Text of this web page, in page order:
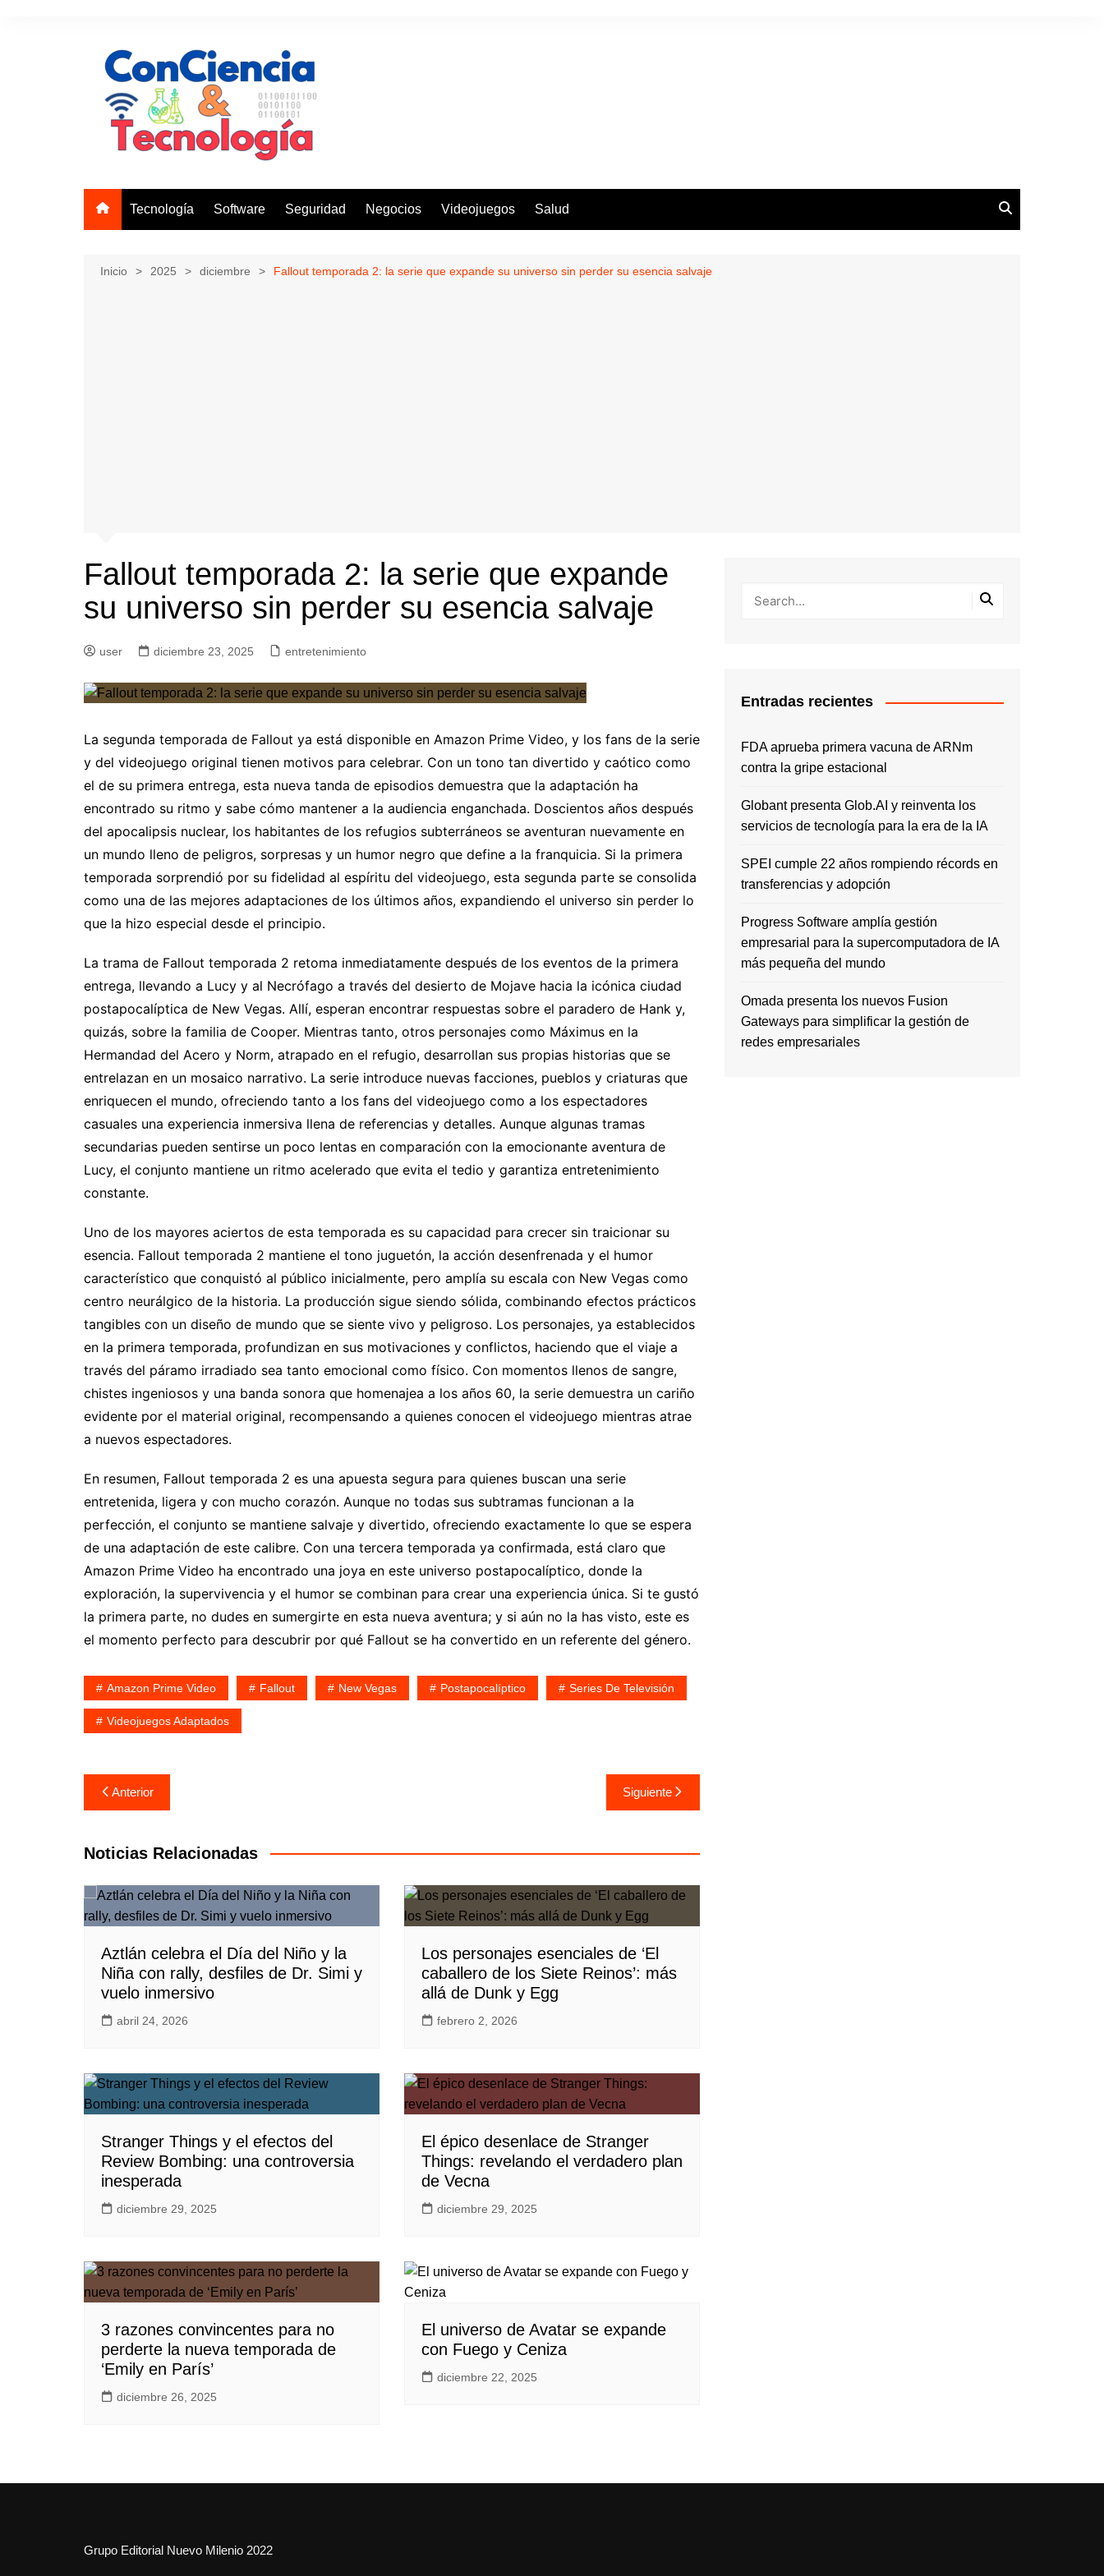
Tecnología Software Seguridad Negocios Videojuegos Salud
Inicio 2025 diciembre Fallout temporada 2: la serie que expande su universo sin perder su esencia salvaje
Fallout temporada 2: la serie que expande
su universo sin perder su esencia salvaje
user diciembre 23, 2025 entretenimiento
La segunda temporada de Fallout ya está disponible en Amazon Prime Video, y los fans de la serie
y del videojuego original tienen motivos para celebrar. Con un tono tan divertido y caótico como
el de su primera entrega, esta nueva tanda de episodios demuestra que la adaptación ha
encontrado su ritmo y sabe cómo mantener a la audiencia enganchada. Doscientos años después
del apocalipsis nuclear, los habitantes de los refugios subterráneos se aventuran nuevamente en
un mundo lleno de peligros, sorpresas y un humor negro que define a la franquicia. Si la primera
temporada sorprendió por su fidelidad al espíritu del videojuego, esta segunda parte se consolida
como una de las mejores adaptaciones de los últimos años, expandiendo el universo sin perder lo
que la hizo especial desde el principio.
La trama de Fallout temporada 2 retoma inmediatamente después de los eventos de la primera
entrega, llevando a Lucy y al Necrófago a través del desierto de Mojave hacia la icónica ciudad
postapocalíptica de New Vegas. Allí, esperan encontrar respuestas sobre el paradero de Hank y,
quizás, sobre la familia de Cooper. Mientras tanto, otros personajes como Máximus en la
Hermandad del Acero y Norm, atrapado en el refugio, desarrollan sus propias historias que se
entrelazan en un mosaico narrativo. La serie introduce nuevas facciones, pueblos y criaturas que
enriquecen el mundo, ofreciendo tanto a los fans del videojuego como a los espectadores
casuales una experiencia inmersiva llena de referencias y detalles. Aunque algunas tramas
secundarias pueden sentirse un poco lentas en comparación con la emocionante aventura de
Lucy, el conjunto mantiene un ritmo acelerado que evita el tedio y garantiza entretenimiento
constante.
Uno de los mayores aciertos de esta temporada es su capacidad para crecer sin traicionar su
esencia. Fallout temporada 2 mantiene el tono juguetón, la acción desenfrenada y el humor
característico que conquistó al público inicialmente, pero amplía su escala con New Vegas como
centro neurálgico de la historia. La producción sigue siendo sólida, combinando efectos prácticos
tangibles con un diseño de mundo que se siente vivo y peligroso. Los personajes, ya establecidos
en la primera temporada, profundizan en sus motivaciones y conflictos, haciendo que el viaje a
través del páramo irradiado sea tanto emocional como físico. Con momentos llenos de sangre,
chistes ingeniosos y una banda sonora que homenajea a los años 60, la serie demuestra un cariño
evidente por el material original, recompensando a quienes conocen el videojuego mientras atrae
a nuevos espectadores.
En resumen, Fallout temporada 2 es una apuesta segura para quienes buscan una serie
entretenida, ligera y con mucho corazón. Aunque no todas sus subtramas funcionan a la
perfección, el conjunto se mantiene salvaje y divertido, ofreciendo exactamente lo que se espera
de una adaptación de este calibre. Con una tercera temporada ya confirmada, está claro que
Amazon Prime Video ha encontrado una joya en este universo postapocalíptico, donde la
exploración, la supervivencia y el humor se combinan para crear una experiencia única. Si te gustó
la primera parte, no dudes en sumergirte en esta nueva aventura; y si aún no la has visto, este es
el momento perfecto para descubrir por qué Fallout se ha convertido en un referente del género.
Amazon Prime Video Fallout New Vegas Postapocalíptico Series De Televisión
Videojuegos Adaptados
Navegación
de
entradas
Anterior Siguiente
Noticias Relacionadas
Aztlán celebra el Día del Niño y la
Niña con rally, desfiles de Dr. Simi y
vuelo inmersivo
abril 24, 2026
Los personajes esenciales de ‘El
caballero de los Siete Reinos’: más
allá de Dunk y Egg
febrero 2, 2026
Stranger Things y el efectos del
Review Bombing: una controversia
inesperada
diciembre 29, 2025
El épico desenlace de Stranger
Things: revelando el verdadero plan
de Vecna
diciembre 29, 2025
3 razones convincentes para no
perderte la nueva temporada de
‘Emily en París’
diciembre 26, 2025
El universo de Avatar se expande
con Fuego y Ceniza
diciembre 22, 2025
Entradas recientes
FDA aprueba primera vacuna de ARNm
contra la gripe estacional
Globant presenta Glob.AI y reinventa los
servicios de tecnología para la era de la IA
SPEI cumple 22 años rompiendo récords en
transferencias y adopción
Progress Software amplía gestión
empresarial para la supercomputadora de IA
más pequeña del mundo
Omada presenta los nuevos Fusion
Gateways para simplificar la gestión de
redes empresariales
Grupo Editorial Nuevo Milenio 2022